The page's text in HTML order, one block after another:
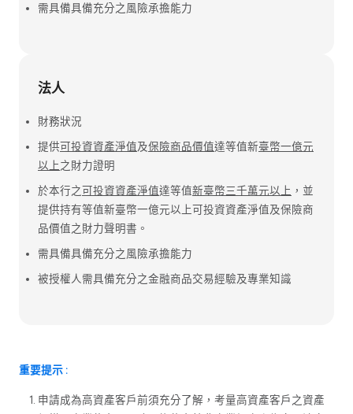
需具備具備充分之風險承擔能力
法人
財務狀況
提供可投資資產淨值及保險商品價值達等值新臺幣一億元
以上之財力證明
於本行之可投資資產淨值達等值新臺幣三千萬元以上 ，並
提供持有等值新臺幣一億元以上可投資資產淨值及保險商
品價值之財力聲明書。
需具備具備充分之風險承擔能力
被授權人需具備充分之金融商品交易經驗及專業知識
重要提示 :
申請成為高資產客戶前須充分了解，考量高資產客戶之資產